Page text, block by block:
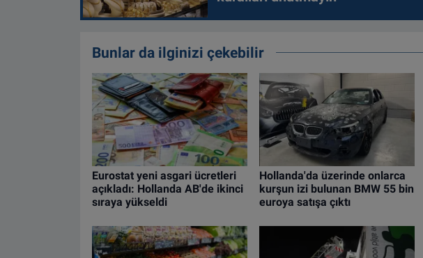
Bunlar da ilginizi çekebilir
Eurostat yeni asgari ücretleri
açıkladı: Hollanda AB'de ikinci
sıraya yükseldi
Hollanda'da üzerinde onlarca
kurşun izi bulunan BMW 55 bin
euroya satışa çıktı